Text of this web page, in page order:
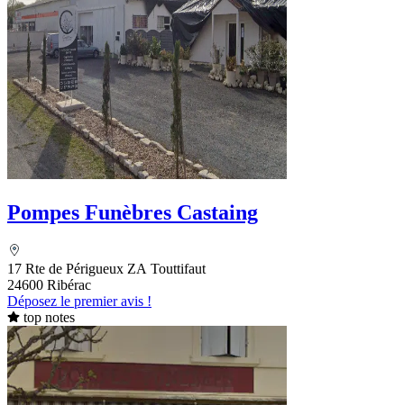
Pompes Funèbres Castaing
17 Rte de Périgueux ZA Touttifaut
24600 Ribérac
Déposez le premier avis !
top notes